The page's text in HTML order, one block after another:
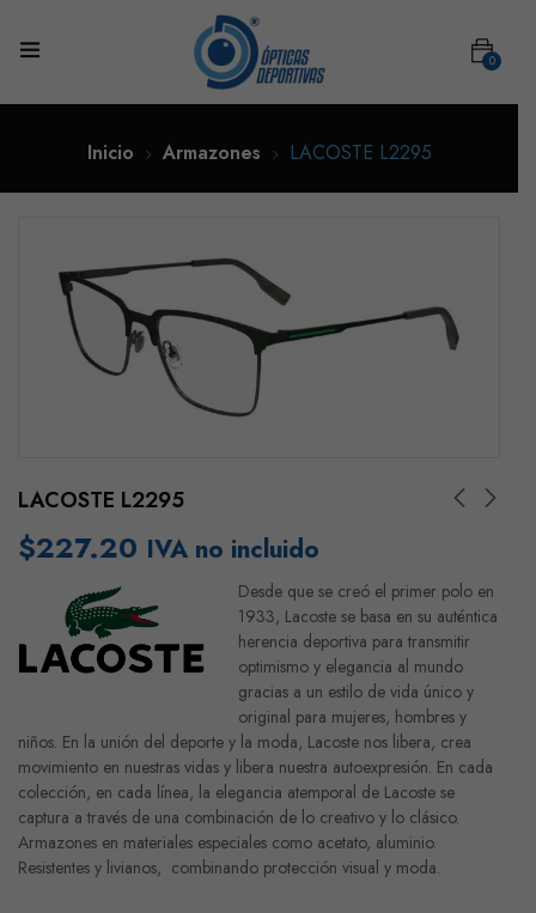
0
Inicio Armazones LACOSTE L2295
LACOSTE L2295
$227.20 IVA no incluido
Desde que se creó el primer polo en
1933, Lacoste se basa en su auténtica
herencia deportiva para transmitir
optimismo y elegancia al mundo
gracias a un estilo de vida único y
original para mujeres, hombres y
niños. En la unión del deporte y la moda, Lacoste nos libera, crea
movimiento en nuestras vidas y libera nuestra autoexpresión. En cada
colección, en cada línea, la elegancia atemporal de Lacoste se
captura a través de una combinación de lo creativo y lo clásico.
Armazones en materiales especiales como acetato, aluminio.
Resistentes y livianos, combinando protección visual y moda.